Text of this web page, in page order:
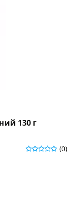
130 г
(0)